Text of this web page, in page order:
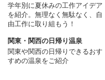
学年別に夏休みの工作アイデア
を紹介。無理なく無駄なく、自
由工作に取り組もう！
関東・関西の日帰り温泉
関東や関西の日帰りできるおす
すめの温泉をご紹介